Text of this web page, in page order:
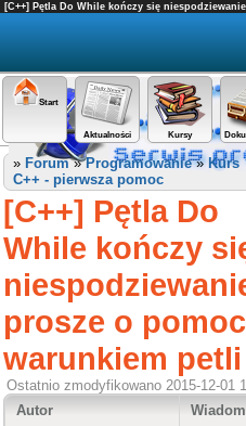
[C++] Pętla Do While kończy się
Start
Aktualności Kursy
» Forum»Programowanie» Kurs
C++ - pierwsza pomoc
[C++] Pętla Do
While kończy
prosze o
warunkiem petli
Ostatnio zmodyfikowano 2015-12-01
Autor